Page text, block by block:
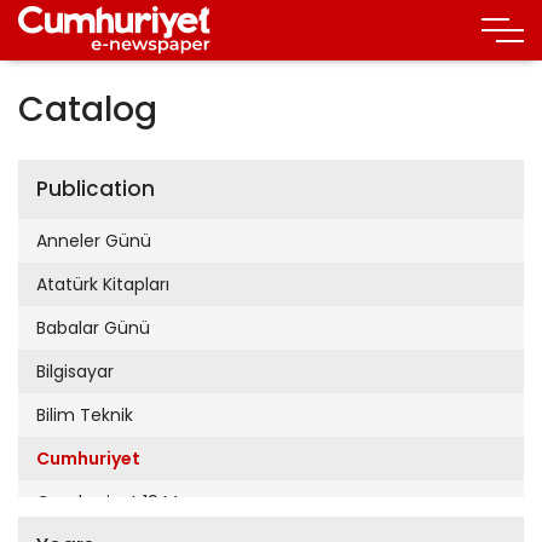
Catalog
Publication
Anneler Günü
Atatürk Kitapları
Babalar Günü
Bilgisayar
Bilim Teknik
Cumhuriyet
Cumhuriyet 19 Mayıs